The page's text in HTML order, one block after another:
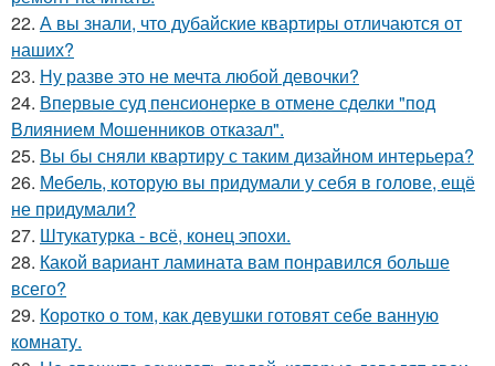
22. А вы знали, что дубайские квартиры отличаются от
наших?
23. Ну разве это не мечта любой девочки?
24. Впервые суд пенсионерке в отмене сделки "под
Влиянием Мошенников отказал".
25. Вы бы сняли квартиру с таким дизайном интерьера?
26. Мебель, которую вы придумали у себя в голове, ещё
не придумали?
27. Штукатурка - всё, конец эпохи.
28. Какой вариант ламината вам понравился больше
всего?
29. Коротко о том, как девушки готовят себе ванную
комнату.